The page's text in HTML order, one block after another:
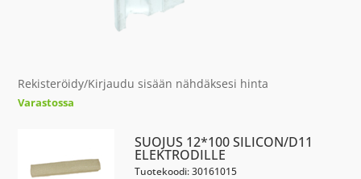
Rekisteröidy/Kirjaudu sisään nähdäksesi hinta
Varastossa
SUOJUS 12*100 SILICON/D11
ELEKTRODILLE
Tuotekoodi: 30161015